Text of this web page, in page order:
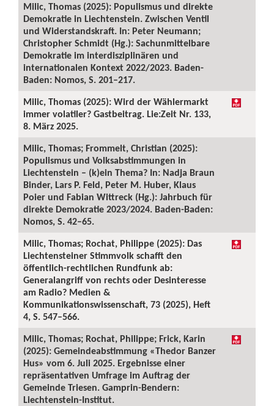
Milic, Thomas (2025): Populismus und direkte
Demokratie in Liechtenstein. Zwischen Ventil
und Widerstandskraft. In: Peter Neumann;
Christopher Schmidt (Hg.): Sachunmittelbare
Demokratie im interdisziplinären und
internationalen Kontext 2022/2023. Baden-
Baden: Nomos, S. 201–217.
Milic, Thomas (2025): Wird der Wählermarkt
immer volatiler? Gastbeitrag. Lie:Zeit Nr. 133,
8. März 2025.
Milic, Thomas; Frommelt, Christian (2025):
Populismus und Volksabstimmungen in
Liechtenstein – (k)ein Thema? In: Nadja Braun
Binder, Lars P. Feld, Peter M. Huber, Klaus
Poier und Fabian Wittreck (Hg.): Jahrbuch für
direkte Demokratie 2023/2024. Baden-Baden:
Nomos, S. 42–65.
Milic, Thomas; Rochat, Philippe (2025): Das
Liechtensteiner Stimmvolk schafft den
öffentlich-rechtlichen Rundfunk ab:
Generalangriff von rechts oder Desinteresse
am Radio? Medien &
Kommunikationswissenschaft, 73 (2025), Heft
4, S. 547–566.
Milic, Thomas; Rochat, Philippe; Frick, Karin
(2025): Gemeindeabstimmung «Thedor Banzer
Hus» vom 6. Juli 2025. Ergebnisse einer
repräsentativen Umfrage im Auftrag der
Gemeinde Triesen. Gamprin-Bendern:
Liechtenstein-Institut.